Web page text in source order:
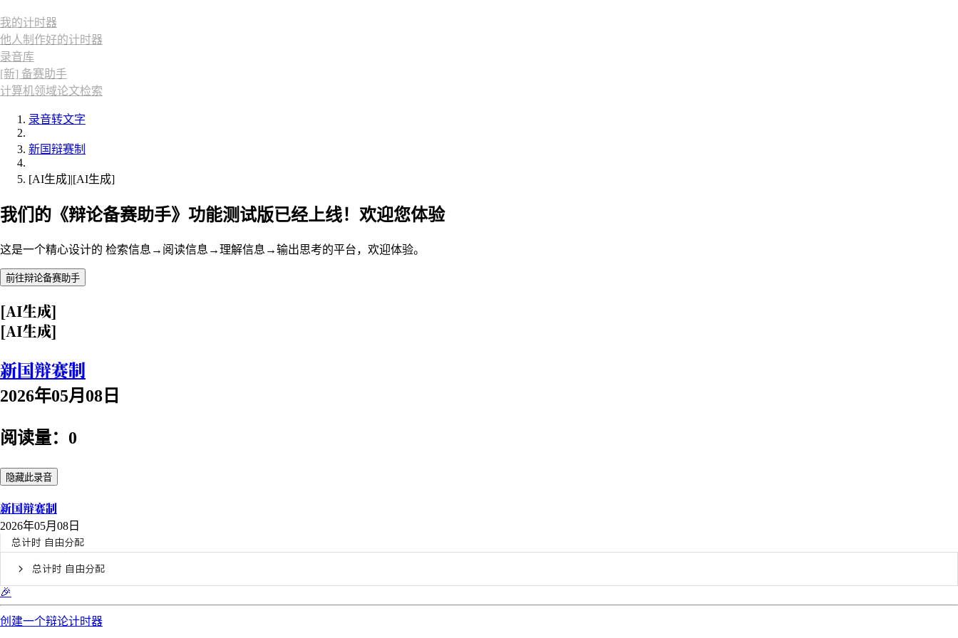
我的计时器
他人制作好的计时器
录音库
[新] 备赛助手
计算机领域论文检索
录音转文字
新国辩赛制
[AI生成]|[AI生成]
我们的《辩论备赛助手》功能测试版已经上线！欢迎您体验
这是一个精心设计的 检索信息→阅读信息→理解信息→输出思考的平台，欢迎体验。
前往辩论备赛助手
[AI生成]
[AI生成]
新国辩赛制
2026年05月08日
阅读量：0
隐藏此录音
新国辩赛制
2026年05月08日
总计时 自由分配
总计时 自由分配
🎉
创建一个辩论计时器